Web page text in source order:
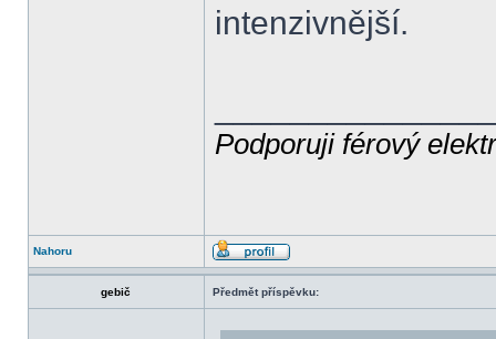
intenzivnější.
Podporuji férový
Nahoru
gebič Předmět příspěvku: